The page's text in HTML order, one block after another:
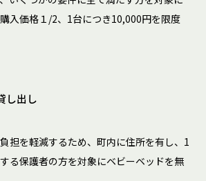
入価格１/2、1台につき10,000円を限度
し出し
担を軽減するため、町内に住所を有し、1
る保護者の方を対象にベビーベッドを無